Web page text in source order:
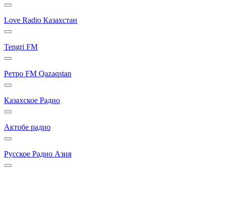
Love Radio Казахстан
Tengri FM
Ретро FM Qazaqstan
Казахское Радио
Актобе радио
Русское Радио Азия